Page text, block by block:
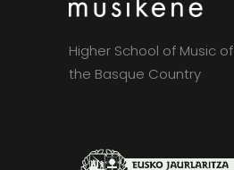
Higher School of Music of
the Basque Country